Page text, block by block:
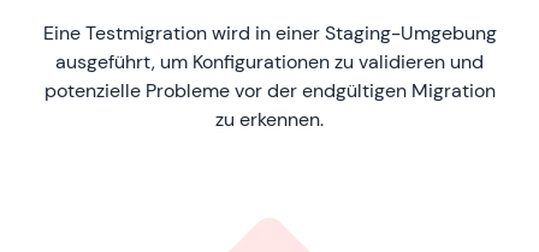
Eine Testmigration wird in einer Staging-Umgebung
ausgeführt, um Konfigurationen zu validieren und
potenzielle Probleme vor der endgültigen Migration
zu erkennen.